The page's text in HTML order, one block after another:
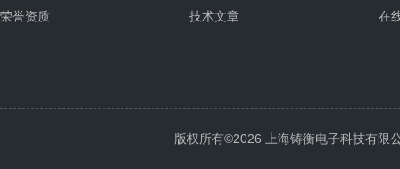
荣誉资质
技术文章
在
版权所有©2026 上海铸衡电子科技有